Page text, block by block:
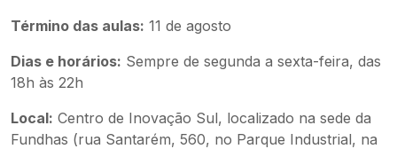
Término das aulas: 11 de agosto
Dias e horários: Sempre de segunda a sexta-feira, das
18h às 22h
Local: Centro de Inovação Sul, localizado na sede da
Fundhas (rua Santarém, 560, no Parque Industrial, na